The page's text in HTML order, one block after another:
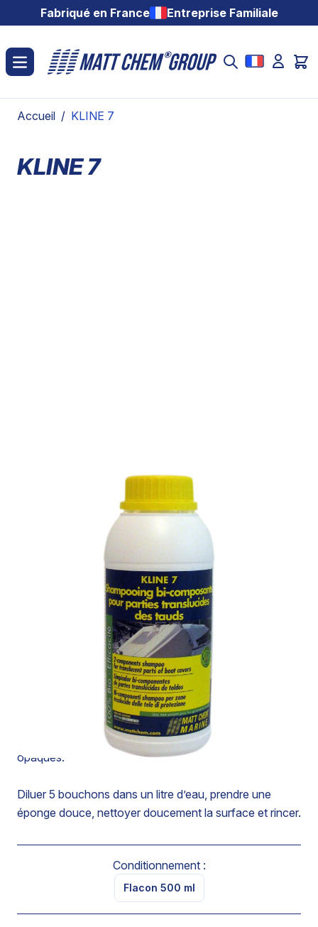
Aller au contenuFabriqué en France Entreprise Familiale
Accueil / KLINE 7
KLINE 7
NETTOYANT CONCENTRE
CRISTAL
Référence : 983M
NETTOYANT CONCENTRE CRISTAL
Shampooing concentré étudié pour le nettoyage des
parties translucides des tauds.
Enlève les traces de graisse, de goudron ou d’huile sur
le cristal sans attaquer les coutures.
N’opacifie pas la partie translucide.
Les plastiques transparents des tauds nécessitent un
nettoyage doux, non agressif qui ne les rendra pas
opaques.
Diluer 5 bouchons dans un litre d’eau, prendre une
éponge douce, nettoyer doucement la surface et rincer.
Conditionnement :
Flacon 500 ml